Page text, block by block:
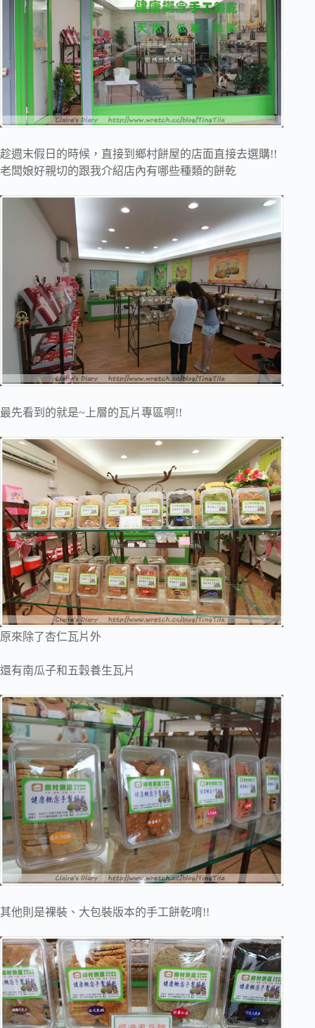
趁週末假日的時候，直接到鄉村餅屋的店面直接去選購!!
老闆娘好親切的跟我介紹店內有哪些種類的餅乾
最先看到的就是~上層的瓦片專區啊!!
原來除了杏仁瓦片外
還有南瓜子和五穀養生瓦片
其他則是裸裝、大包裝版本的手工餅乾唷!!